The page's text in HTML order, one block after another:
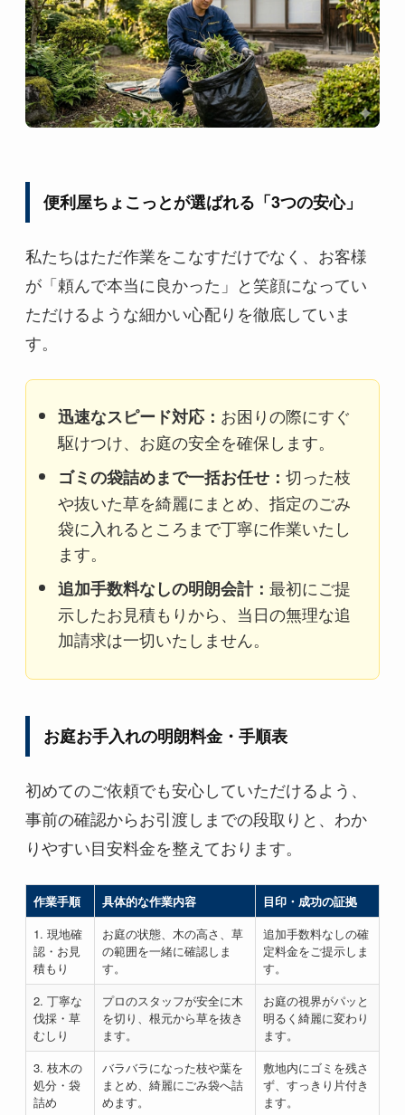
便利屋ちょこっとが選ばれる「3つの安心」
私たちはただ作業をこなすだけでなく、お客様
が「頼んで本当に良かった」と笑顔になってい
ただけるような細かい心配りを徹底していま
す。
迅速なスピード対応： お困りの際にすぐ
駆けつけ、お庭の安全を確保します。
ゴミの袋詰めまで一括お任せ： 切った枝
や抜いた草を綺麗にまとめ、指定のごみ
袋に入れるところまで丁寧に作業いたし
ます。
追加手数料なしの明朗会計： 最初にご提
示したお見積もりから、当日の無理な追
加請求は一切いたしません。
お庭お手入れの明朗料金・手順表
初めてのご依頼でも安心していただけるよう、
事前の確認からお引渡しまでの段取りと、わか
りやすい目安料金を整えております。
作業手順 具体的な作業内容
目印・成功の証拠
1. 現地確
認・お見
積もり
お庭の状態、木の高さ、草
の範囲を一緒に確認しま
す。
追加手数料なしの確
定料金をご提示しま
す。
2. 丁寧な
伐採・草
むしり
プロのスタッフが安全に木
を切り、根元から草を抜き
ます。
お庭の視界がパッと
明るく綺麗に変わり
ます。
3. 枝木の
処分・袋
詰め
バラバラになった枝や葉を
まとめ、綺麗にごみ袋へ詰
めます。
敷地内にゴミを残さ
ず、すっきり片付き
ます。